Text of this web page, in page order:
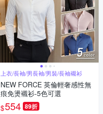
上衣/長袖/男長袖/男裝/長袖襯衫
NEW FORCE 英倫輕奢感性無
痕免燙襯衫-5色可選
$554 89折